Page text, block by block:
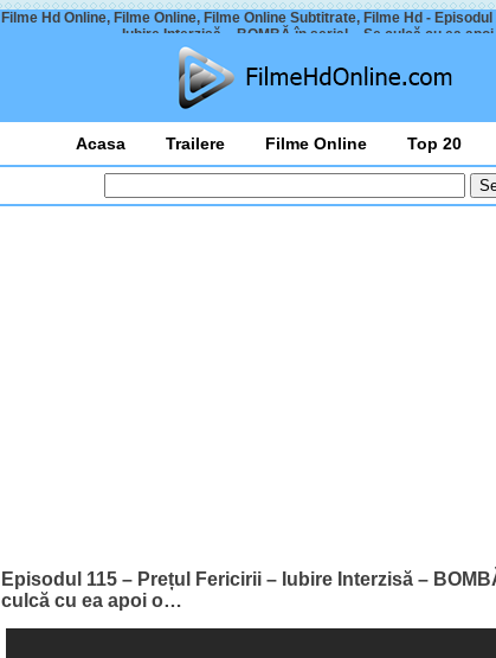
Filme Hd Online, Filme Online, Filme Online Subtitrate, Filme Hd -
Iubire Interzisă – BOMBĂ în serial – Se culcă cu ea apoi
Acasa Trailere Filme Online Top 20
Episodul 115 – Prețul Fericirii – Iubire Interzisă –
culcă cu ea apoi o…